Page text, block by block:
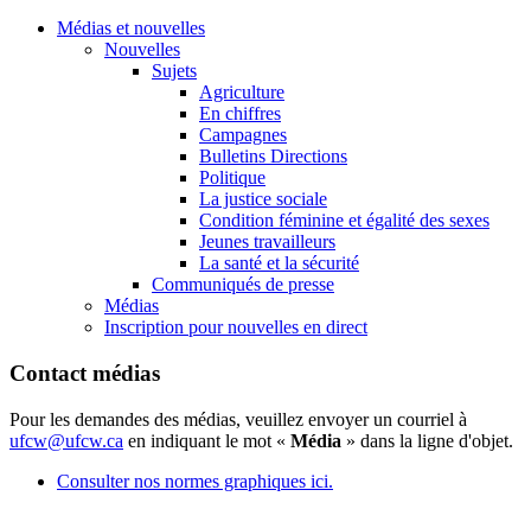
Médias et nouvelles
Nouvelles
Sujets
Agriculture
En chiffres
Campagnes
Bulletins Directions
Politique
La justice sociale
Condition féminine et égalité des sexes
Jeunes travailleurs
La santé et la sécurité
Communiqués de presse
Médias
Inscription pour nouvelles en direct
Contact médias
Pour les demandes des médias, veuillez envoyer un courriel à
ufcw@ufcw.ca en indiquant le mot « Média » dans la ligne d'objet.
Consulter nos normes graphiques ici.